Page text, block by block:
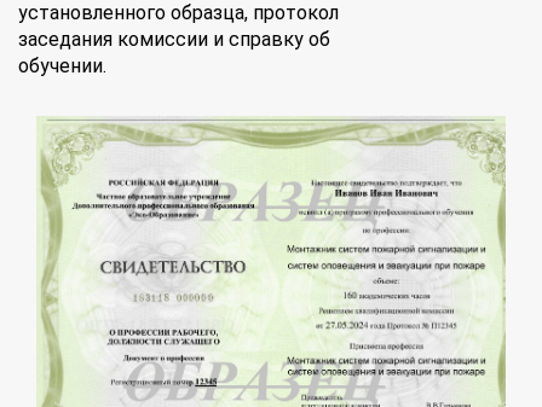
установленного образца, протокол
заседания комиссии и справку об
обучении.